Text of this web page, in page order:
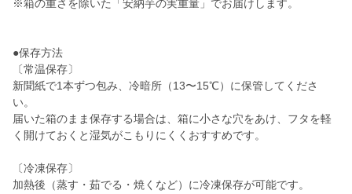
※箱の重さを除いた「安納芋の実重量」でお届けします。
●保存方法
〔常温保存〕
新聞紙で1本ずつ包み、冷暗所（13〜15℃）に保管してくださ
い。
届いた箱のまま保存する場合は、箱に小さな穴をあけ、フタを軽
く開けておくと湿気がこもりにくくおすすめです。
〔冷凍保存〕
加熱後（蒸す・茹でる・焼くなど）に冷凍保存が可能です。